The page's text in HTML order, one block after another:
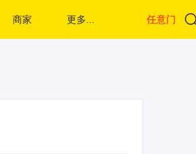
商家 更多... 任意门